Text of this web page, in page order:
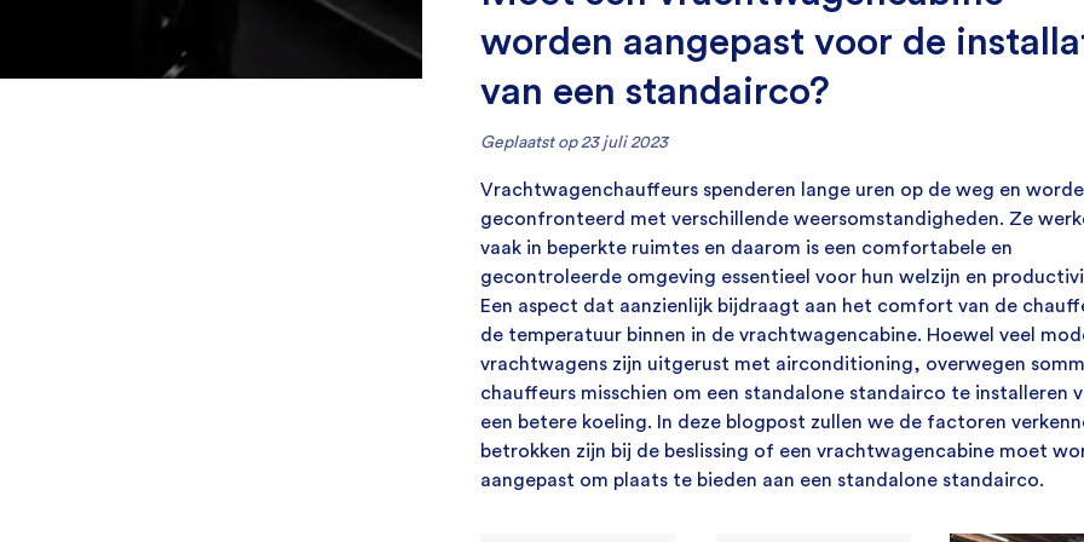
Tractoren
Tweedehands koelboxen
Aftermarket koelboxen
worden aangepast voor de
van een standairco?
Geplaatst op 23 juli 2023
Vrachtwagenchauffeurs spenderen lange uren op de weg en
geconfronteerd met verschillende weersomstandigheden. Ze
vaak in beperkte ruimtes en daarom is een comfortabele en
gecontroleerde omgeving essentieel voor hun welzijn en
Een aspect dat aanzienlijk bijdraagt aan het comfort van de
de temperatuur binnen in de vrachtwagencabine. Hoewel veel
vrachtwagens zijn uitgerust met airconditioning, overwegen
chauffeurs misschien om een standalone standairco te installeren
een betere koeling. In deze blogpost zullen we de factoren
betrokken zijn bij de beslissing of een vrachtwagencabine moet
aangepast om plaats te bieden aan een standalone standairco.